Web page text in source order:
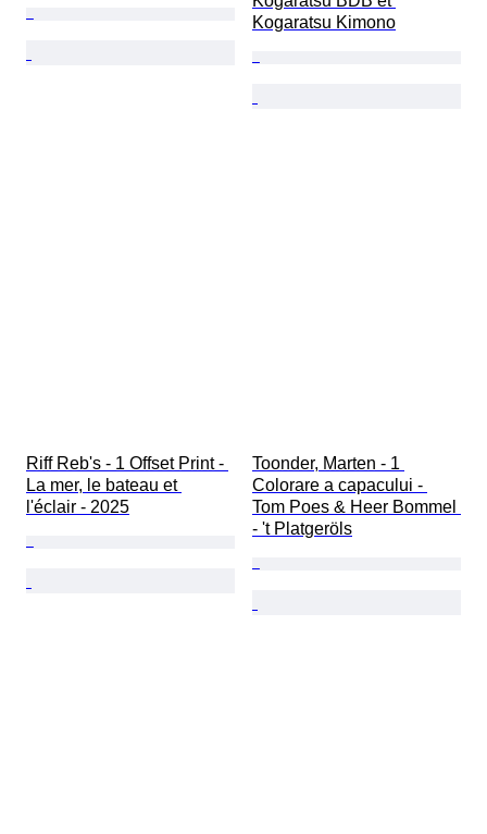
Kogaratsu Kimono
Riff Reb's - 1 Offset Print -
La mer, le bateau et
l'éclair - 2025
Toonder, Marten - 1
Colorare a capacului -
Tom Poes & Heer Bommel
- 't Platgeröls